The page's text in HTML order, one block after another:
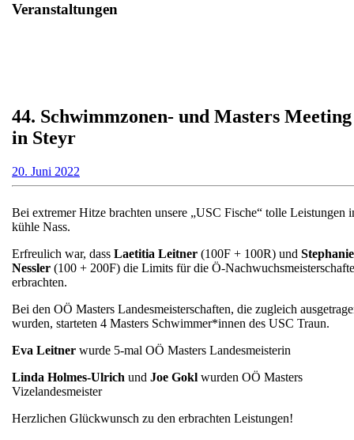
Veranstaltungen
44. Schwimmzonen- und Masters Meeting
in Steyr
20. Juni 2022
Juni
Bei extremer Hitze brachten unsere „USC Fische“ tolle Leistungen
kühle Nass.
Erfreulich war, dass Laetitia Leitner (100F + 100R) und Stephanie
Nessler (100 + 200F) die Limits für die Ö-
erbrachten.
Bei den OÖ Masters Landesmeisterschaften, die zugleich
wurden, starteten 4 Masters Schwimmer*innen des USC Traun.
Eva Leitner wurde 5-mal OÖ Masters Landesmeisterin
Linda Holmes-Ulrich und Joe Gokl wurden OÖ Masters
Vizelandesmeister
Herzlichen Glückwunsch zu den erbrachten Leistungen!